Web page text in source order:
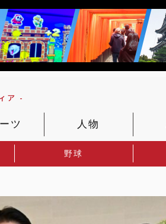
ア -
ツ 人物
野球